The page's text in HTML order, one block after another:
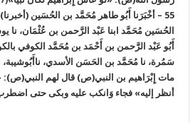
55 – أخْبَرَنا أَبُو طاهر مُحَمَّد بن الحُسَين (أخبرنا)
الحُسَين مُحَمَّد ابنا عَبْد الرَّحمن بن عُثْمَان، نا
أَبُو عَبْد الرَّحمن بن أَحْمَد بن مُحَمَّد الكوفي
سَمُرة، نا مُحَمَّد بن الحَسَن الأسدي،
مات إِبْرَاهيم بن النبي(ص) قال لهم النبي(ص):
أنظر إليه» فجاء وَانكب عليه وبكى حتى